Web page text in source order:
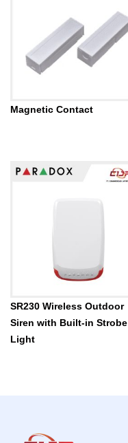
Magnetic Contact
SR230 Wireless Outdoor
Siren with Built-in Strobe
Light